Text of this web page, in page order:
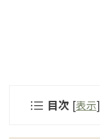
目次 [表示]